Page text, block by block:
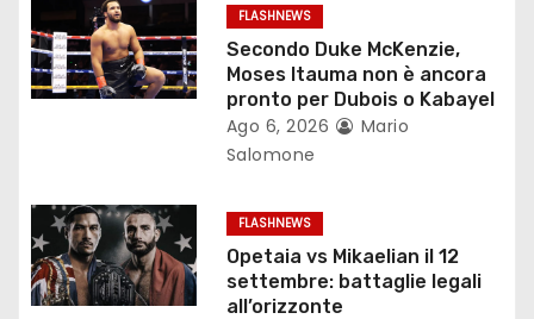
o
n
r
t
FLASHNEWS
Secondo Duke McKenzie,
Moses Itauma non è ancora
pronto per Dubois o Kabayel
Ago 6, 2026
Mario
Salomone
FLASHNEWS
Opetaia vs Mikaelian il 12
settembre: battaglie legali
all’orizzonte